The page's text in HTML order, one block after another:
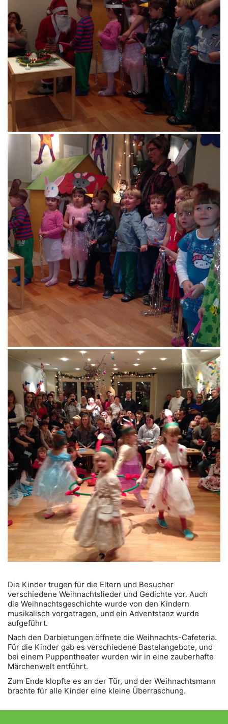
Die Kinder trugen für die Eltern und Besucher
verschiedene Weihnachtslieder und Gedichte vor. Auch
die Weihnachtsgeschichte wurde von den Kindern
musikalisch vorgetragen, und ein Adventstanz wurde
aufgeführt.
Nach den Darbietungen öffnete die Weihnachts-Cafeteria.
Für die Kinder gab es verschiedene Bastelangebote, und
bei einem Puppentheater wurden wir in eine zauberhafte
Märchenwelt entführt.
Zum Ende klopfte es an der Tür, und der Weihnachtsmann
brachte für alle Kinder eine kleine Überraschung.